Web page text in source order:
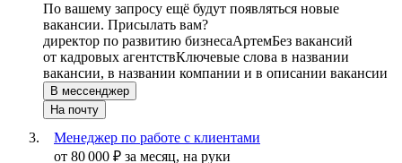
По вашему запросу ещё будут появляться новые
вакансии. Присылать вам?
директор по развитию бизнесаАртемБез вакансий
от кадровых агентствКлючевые слова в названии
вакансии, в названии компании и в описании вакансии
В мессенджер
На почту
Менеджер по работе с клиентами
от 80 000 ₽ за месяц, на руки